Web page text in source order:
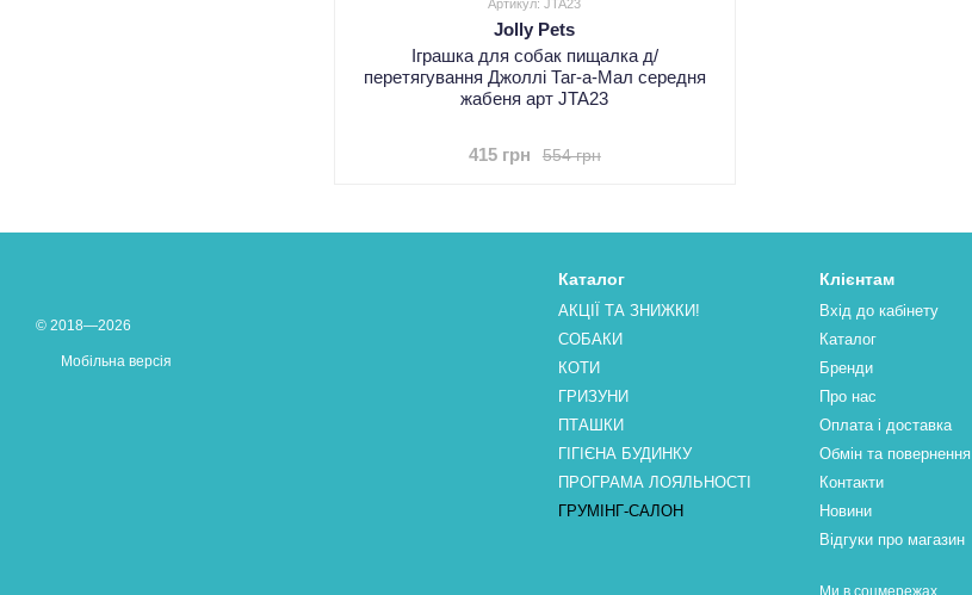
Артикул: JTA23
Jolly Pets
Іграшка для собак пищалка д/
перетягування Джоллі Таг-а-Мал середня
жабеня арт JTA23
554 грн
415 грн
© 2018—2026
Мобільна версія
Каталог
АКЦІЇ ТА ЗНИЖКИ!
СОБАКИ
КОТИ
ГРИЗУНИ
ПТАШКИ
ГІГІЄНА БУДИНКУ
ПРОГРАМА ЛОЯЛЬНОСТІ
ГРУМІНГ-САЛОН
Клієнтам
Вхід до кабінету
Каталог
Бренди
Про нас
Оплата і доставка
Обмін та повернення
Контакти
Новини
Відгуки про магазин